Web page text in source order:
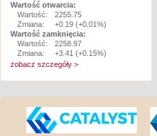
Wartość otwarcia:
Wartość:
2255.75
Zmiana:
+0.19 (+0.01%)
Wartość zamknięcia:
Wartość:
2258.97
Zmiana:
+3.41 (+0.15%)
zobacz szczegóły >